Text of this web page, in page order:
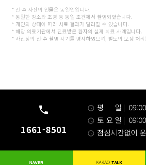
* 전·후 사진의 인물은 동일인입니다.
* 동일한 장소와 조명 등 동일 조건에서 촬영되었습니다.
* 개인의 상태에 따라 치료 결과가 달라질 수 있습니다.
* 해당 의료기관에서 진료받은 환자의 실제 치료 사례입니다.
* 사진상의 전·후 촬영 시기를 명시하였으며, 별도의 보정 처
1661-8501
평 일 |
토 요 일 |
점심시간없이
NAVER KAKAO TALK